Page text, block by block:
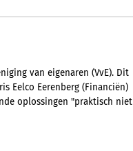
van eigenaren (VvE). Dit
Eelco Eerenberg (Financiën)
oplossingen "praktisch niet